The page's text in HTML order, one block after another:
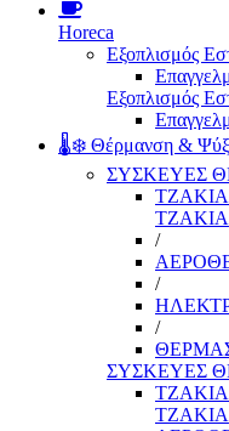
Horeca
Εξοπλισμός
Εξοπλισμός
🌡️❄️ Θέρμανση &
ΣΥΣΚΕΥΕΣ
ΤΖΑΚΙΑ
/
/
/
ΣΥΣΚΕΥΕΣ
ΤΖΑΚΙΑ